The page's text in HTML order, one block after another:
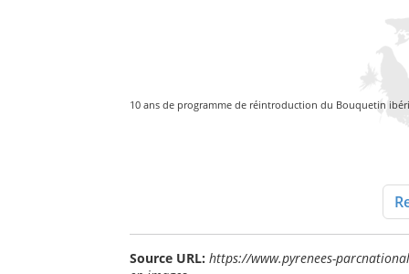
10 ans de programme de réintroduction du Bouquetin
Source URL: https://www.pyrenees-